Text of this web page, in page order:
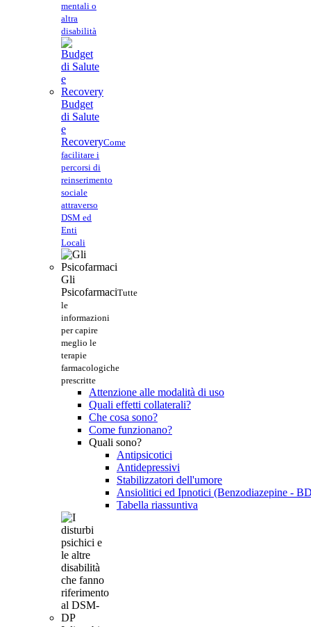
mentali o
altra
disabilità
Budget
di Salute
e
RecoveryCome
facilitare i
percorsi di
reinserimento
sociale
attraverso
DSM ed
Enti
Locali
Gli
PsicofarmaciTutte
le
informazioni
per capire
meglio le
terapie
farmacologiche
prescritte
Attenzione alle modalità di uso
Quali effetti collaterali?
Che cosa sono?
Come funzionano?
Quali sono?
Antipsicotici
Antidepressivi
Stabilizzatori dell'umore
Ansiolitici ed Ipnotici (Benzodiazepine -
Tabella riassuntiva